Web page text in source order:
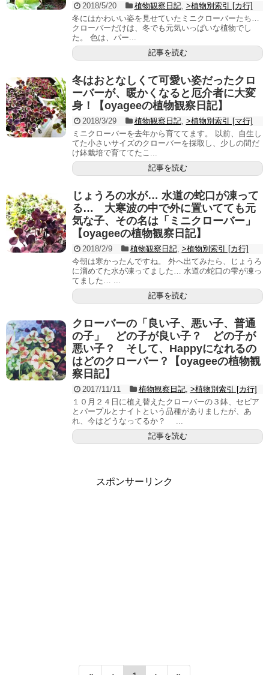
2018/5/20 植物観察日記, >植物別索引 [カ行]
冬にはかわいい姿を見せていたミニクローバーたち…
クローバーだけは、冬でも元気いっぱいな植物でし
た。 色は、パー...
記事を読む
冬はおとなしくて可愛い姿だったクロ
ーバーが、暖かくなると厄介者に大変
身！【oyageeの植物観察日記】
2018/3/29 植物観察日記, >植物別索引 [マ行]
ミニクローバーを去年から育ててます。 以前、自生し
てた小さいサイズのクローバーを採取し、少しの間だ
け鉢栽培で育ててたこ...
記事を読む
じょうろの水が… 水道の蛇口が凍って
る… 大寒波の中で外に置いてても元
気な子、その名は「ミニクローバー」
【oyageeの植物観察日記】
2018/2/9 植物観察日記, >植物別索引 [カ行]
今朝は寒かったんですね。 外へ出てみたら、じょうろ
に溜めてた水が凍ってました… 水道の蛇口の雫が凍っ
てました… ...
記事を読む
クローバーの「良い子、悪い子、普通
の子」 どの子が良い子？ どの子が
悪い子？ そして、Happyになれるの
はどのクローバー？【oyageeの植物観
察日記】
2017/11/11 植物観察日記, >植物別索引 [カ行]
１０月２４日に植え替えたクローバーの３鉢、セピア
とパープルとナイトという品種がありましたが、あ
れ、今はどうなってるか？ ...
記事を読む
スポンサーリンク